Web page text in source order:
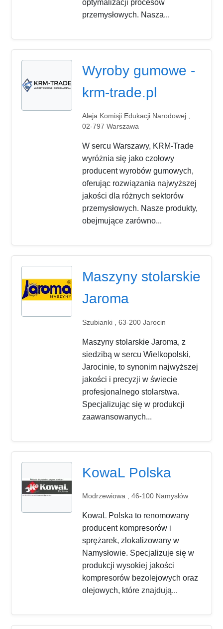
optymalizacji procesów
przemysłowych. Nasza...
Wyroby gumowe -
krm-trade.pl
Aleja Komisji Edukacji Narodowej ,
02-797 Warszawa
W sercu Warszawy, KRM-Trade
wyróżnia się jako czołowy
producent wyrobów gumowych,
oferując rozwiązania najwyższej
jakości dla różnych sektorów
przemysłowych. Nasze produkty,
obejmujące zarówno...
Maszyny stolarskie
Jaroma
Szubianki , 63-200 Jarocin
Maszyny stolarskie Jaroma, z
siedzibą w sercu Wielkopolski,
Jarocinie, to synonim najwyższej
jakości i precyzji w świecie
profesjonalnego stolarstwa.
Specjalizując się w produkcji
zaawansowanych...
KowaL Polska
Modrzewiowa , 46-100 Namysłów
KowaL Polska to renomowany
producent kompresorów i
sprężarek, zlokalizowany w
Namysłowie. Specjalizuje się w
produkcji wysokiej jakości
kompresorów bezolejowych oraz
olejowych, które znajdują...